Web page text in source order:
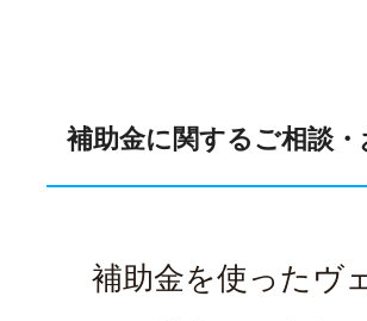
補助金に関するご相談・
補助金を使ったヴ